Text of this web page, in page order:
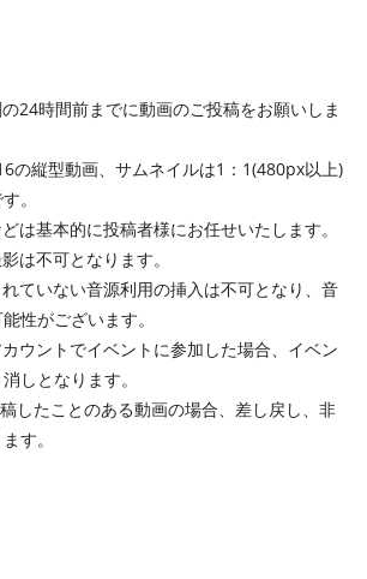
24時間前までに動画のご投稿をお願いしま
の縦型動画、サムネイルは1：1(480px以上)
。
は基本的に投稿者様にお任せいたします。
は不可となります。
ていない音源利用の挿入は不可となり、音
性がございます。
ウントでイベントに参加した場合、イベン
しとなります。
したことのある動画の場合、差し戻し、非
す。